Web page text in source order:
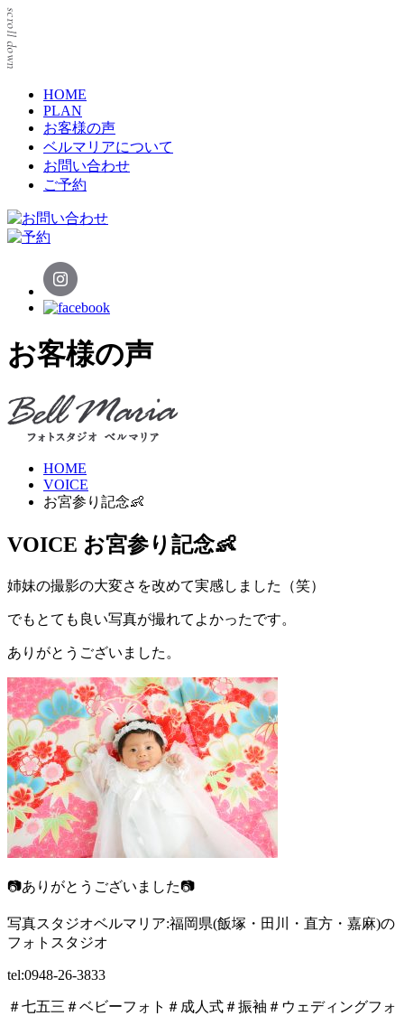
HOME
PLAN
お客様の声
ベルマリアについて
お問い合わせ
ご予約
お客様の声
HOME
VOICE
お宮参り記念👶
VOICE お宮参り記念👶
姉妹の撮影の大変さを改めて実感しました（笑）
でもとても良い写真が撮れてよかったです。
ありがとうございました。
📷ありがとうございました📷
写真スタジオベルマリア:福岡県(飯塚・田川・直方・嘉麻)の
フォトスタジオ
tel:0948-26-3833
＃七五三＃ベビーフォト＃成人式＃振袖＃ウェディングフォ